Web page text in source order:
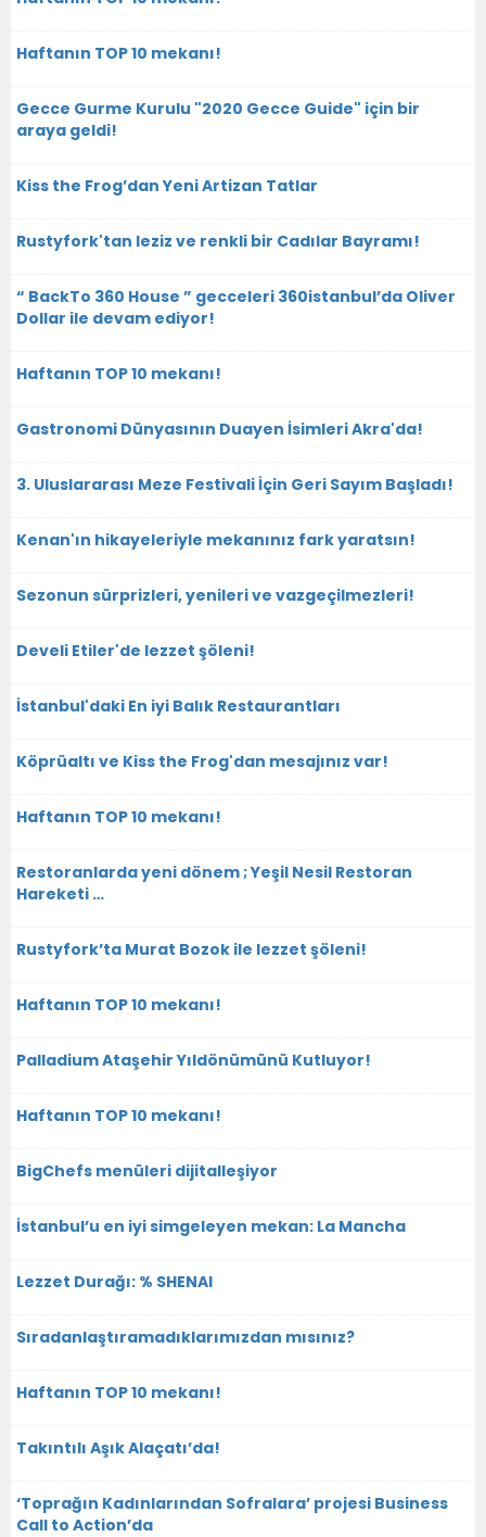
Haftanın TOP 10 mekanı!
Gecce Gurme Kurulu "2020 Gecce Guide" için bir
araya geldi!
Kiss the Frog’dan Yeni Artizan Tatlar
Rustyfork'tan leziz ve renkli bir Cadılar Bayramı!
“ BackTo 360 House ” gecceleri 360istanbul’da Oliver
Dollar ile devam ediyor!
Haftanın TOP 10 mekanı!
Gastronomi Dünyasının Duayen İsimleri Akra'da!
3. Uluslararası Meze Festivali İçin Geri Sayım Başladı!
Kenan'ın hikayeleriyle mekanınız fark yaratsın!
Sezonun sürprizleri, yenileri ve vazgeçilmezleri!
Develi Etiler'de lezzet şöleni!
İstanbul'daki En iyi Balık Restaurantları
Köprüaltı ve Kiss the Frog'dan mesajınız var!
Haftanın TOP 10 mekanı!
Restoranlarda yeni dönem ; Yeşil Nesil Restoran
Hareketi …
Rustyfork’ta Murat Bozok ile lezzet şöleni!
Haftanın TOP 10 mekanı!
Palladium Ataşehir Yıldönümünü Kutluyor!
Haftanın TOP 10 mekanı!
BigChefs menüleri dijitalleşiyor
İstanbul’u en iyi simgeleyen mekan: La Mancha
Lezzet Durağı: % SHENAI
Sıradanlaştıramadıklarımızdan mısınız?
Haftanın TOP 10 mekanı!
Takıntılı Aşık Alaçatı’da!
‘Toprağın Kadınlarından Sofralara’ projesi Business
Call to Action’da